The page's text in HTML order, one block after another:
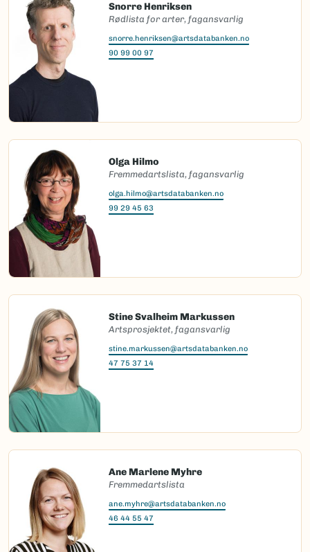
Snorre Henriksen
Rødlista for arter, fagansvarlig
snorre.henriksen@artsdatabanken.no
90 99 00 97
Olga Hilmo
Fremmedartslista, fagansvarlig
olga.hilmo@artsdatabanken.no
99 29 45 63
Stine Svalheim Markussen
Artsprosjektet, fagansvarlig
stine.markussen@artsdatabanken.no
47 75 37 14
Ane Marlene Myhre
Fremmedartslista
ane.myhre@artsdatabanken.no
46 44 55 47